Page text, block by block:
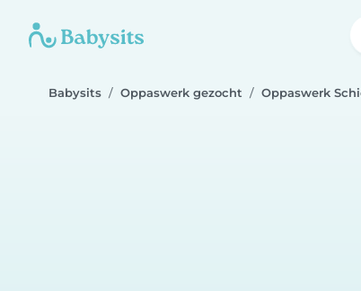
Babysits Oppaswerk gezocht Oppaswerk